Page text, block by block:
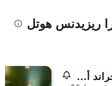
ريزيدنس هوتل
رافلز جراند أوتل دانجكور